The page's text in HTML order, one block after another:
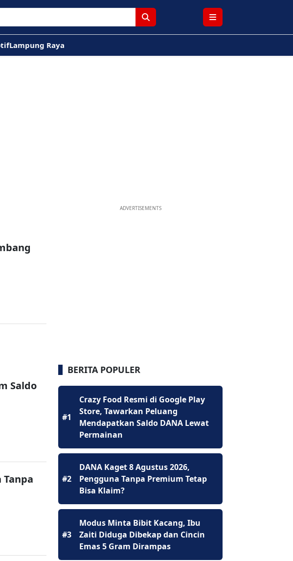
Lampung Raya
Saldo
Tanpa
ADVERTISEMENTS
BERITA POPULER
#1
Crazy Food Resmi di Google Play
Store, Tawarkan Peluang
Mendapatkan Saldo DANA Lewat
Permainan
#2
DANA Kaget 8 Agustus 2026,
Pengguna Tanpa Premium Tetap
Bisa Klaim?
#3
Modus Minta Bibit Kacang, Ibu
Zaiti Diduga Dibekap dan Cincin
Emas 5 Gram Dirampas